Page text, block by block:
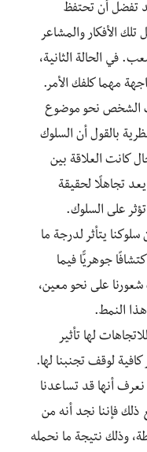
تفضِّل أن تحتفظ
الأفكار والمشاعر
في الحالة الثانية،
مهما كلفك الأمر.
الشخص نحو موضوع
بالقول أن السلوك
كانت العلاقة بين
تجاهلًا لحقيقة
على السلوك.
يتأثر لدرجة ما
جوهريًّا فيما
شعورنا على نحو معين،
النمط.
لها تأثير
لوقف تجنبنا لها.
نعرف أنها قد تساعدنا
فإننا نجد أنه من
وذلك نتيجة ما نحمله